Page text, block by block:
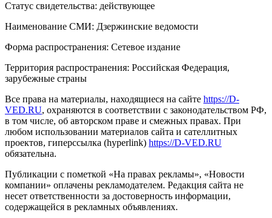
Статус свидетельства: действующее
Наименование СМИ: Дзержинские ведомости
Форма распространения: Сетевое издание
Территория распространения: Российская Федерация,
зарубежные страны
Все права на материалы, находящиеся на сайте https://D-
VED.RU, охраняются в соответствии с законодательством РФ,
в том числе, об авторском праве и смежных правах. При
любом использовании материалов сайта и сателлитных
проектов, гиперссылка (hyperlink) https://D-VED.RU
обязательна.
Публикации с пометкой «На правах рекламы», «Новости
компании» оплачены рекламодателем. Редакция сайта не
несет ответственности за достоверность информации,
содержащейся в рекламных объявлениях.